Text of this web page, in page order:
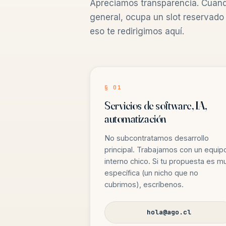
Apreciamos transparencia.
general, ocupa un slot
eso te redirigimos aquí.
§ 01
Servicios de software, IA,
automatización
No subcontratamos desarrollo
principal. Trabajamos con un
interno chico. Si tu propuesta es
específica (un nicho que no
cubrimos), escríbenos.
hola@ago.cl